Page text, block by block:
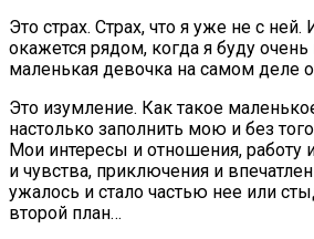
Это страх. Страх, что я уже не с
окажется рядом, когда я буду
маленькая девочка на самом деле
Это изумление. Как такое
настолько заполнить мою и без
Мои интересы и отношения, работу
и чувства, приключения и
ужалось и стало частью нее или
второй план…